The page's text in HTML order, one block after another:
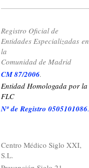
Registro Oficial de
Entidades Especializadas en
la
Comunidad de Madrid
CM 87/2006.
Entidad Homologada por la
FLC
Nº de Registro 0505101086.
Centro Médico Siglo XXI,
S.L.